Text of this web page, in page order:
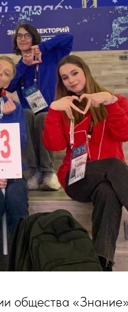
общества